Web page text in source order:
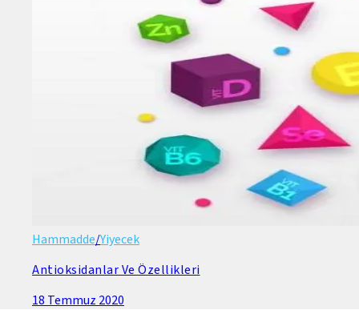
Hammadde/Yiyecek
Antioksidanlar Ve Özellikleri
18 Temmuz 2020